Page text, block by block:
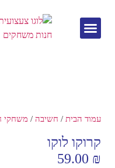
עמוד הבית / חשיבה / משחקי
קרוקו לוקו
59.00 ₪